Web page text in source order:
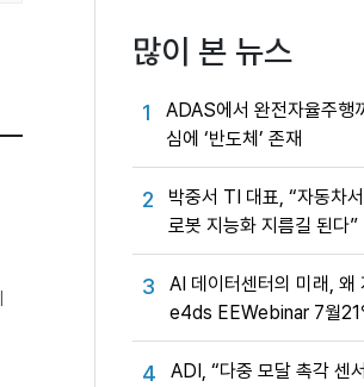
많이 본 뉴스
1
ADAS에서 완전자율주행
심에 ‘반도체’ 존재
2
박중서 TI 대표, “자동차서
로봇 지능화 지름길 된다”
3
AI 데이터센터의 미래,
e4ds EEWebinar 7월21
4
ADI, “다중 모달 촉각 센